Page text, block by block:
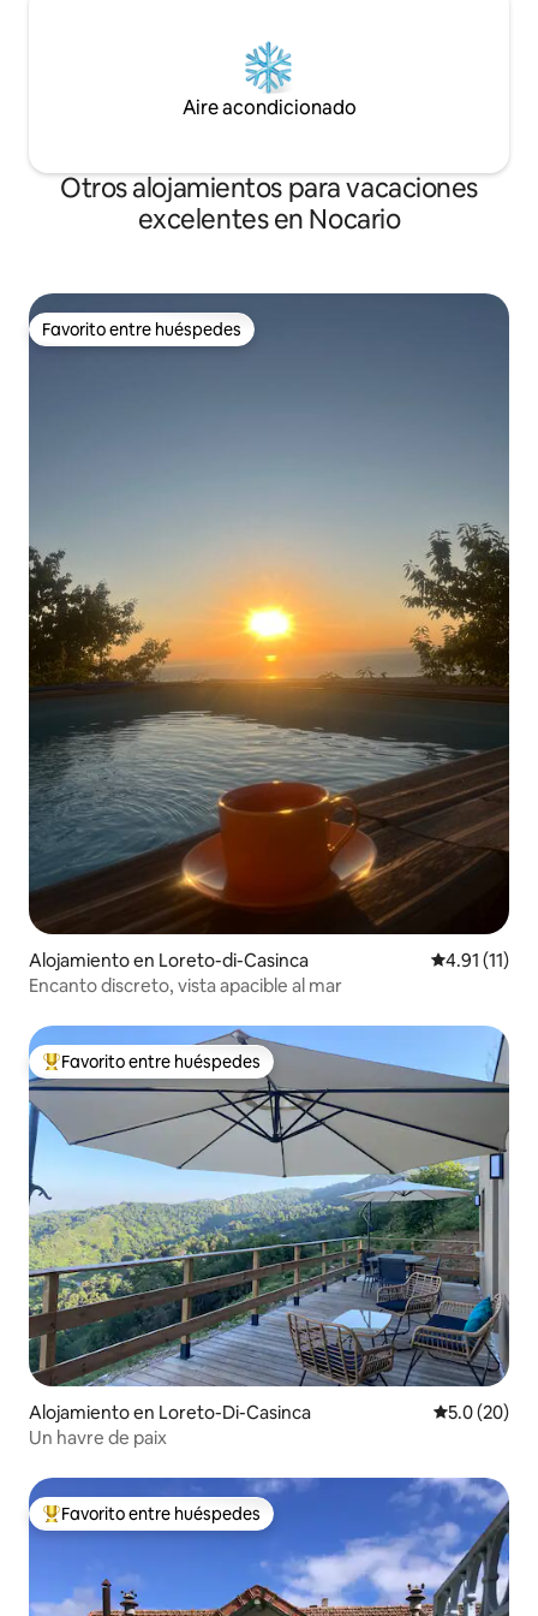
Aire acondicionado
Otros alojamientos para vacaciones
excelentes en Nocario
Favorito entre huéspedes
Favorito entre huéspedes
Alojamiento en Loreto-di-Casinca Calificación
4.91 (11)
Encanto discreto, vista apacible al mar
Favorito entre huéspedes preferido
Favorito entre huéspedes
Alojamiento en Loreto-Di-Casinca Calificación
5.0 (20)
Un havre de paix
Favorito entre huéspedes preferido
Favorito entre huéspedes